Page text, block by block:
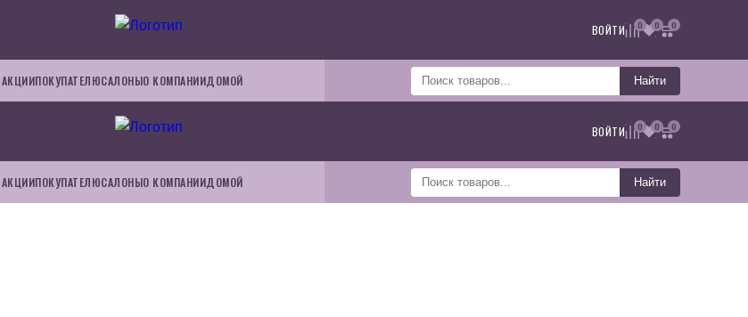
ВОЙТИ 0 0 0
АКЦИИПОКУПАТЕЛЮСАЛОНЫО КОМПАНИИДОМОЙ Найти
ВОЙТИ 0 0 0
АКЦИИПОКУПАТЕЛЮСАЛОНЫО КОМПАНИИДОМОЙ Найти